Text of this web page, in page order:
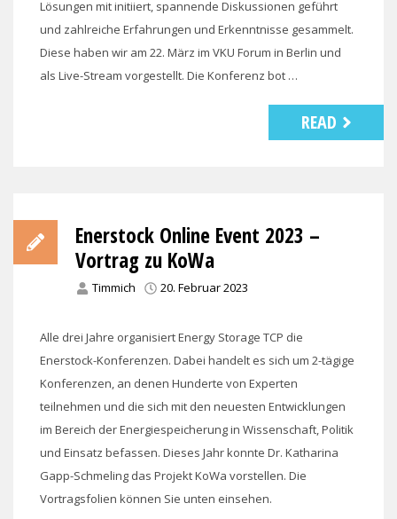
Lösungen mit initiiert, spannende Diskussionen geführt
und zahlreiche Erfahrungen und Erkenntnisse gesammelt.
Diese haben wir am 22. März im VKU Forum in Berlin und
als Live-Stream vorgestellt. Die Konferenz bot …
READ
Enerstock Online Event 2023 –
Vortrag zu KoWa
Timmich 20. Februar 2023
Alle drei Jahre organisiert Energy Storage TCP die
Enerstock-Konferenzen. Dabei handelt es sich um 2-tägige
Konferenzen, an denen Hunderte von Experten
teilnehmen und die sich mit den neuesten Entwicklungen
im Bereich der Energiespeicherung in Wissenschaft, Politik
und Einsatz befassen. Dieses Jahr konnte Dr. Katharina
Gapp-Schmeling das Projekt KoWa vorstellen. Die
Vortragsfolien können Sie unten einsehen.